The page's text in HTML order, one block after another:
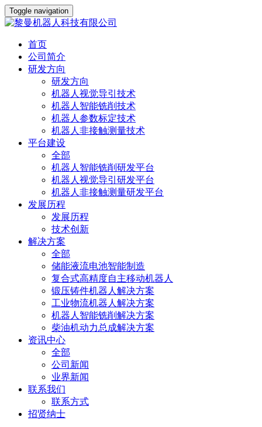
Toggle navigation
首页
公司简介
研发方向
研发方向
机器人视觉导引技术
机器人智能铣削技术
机器人参数标定技术
机器人非接触测量技术
平台建设
全部
机器人智能铣削研发平台
机器人视觉导引研发平台
机器人非接触测量研发平台
发展历程
发展历程
技术创新
解决方案
全部
储能液流电池智能制造
复合式高精度自主移动机器人
锻压铸件机器人解决方案
工业物流机器人解决方案
机器人智能铣削解决方案
柴油机动力总成解决方案
资讯中心
全部
公司新闻
业界新闻
联系我们
联系方式
招贤纳士